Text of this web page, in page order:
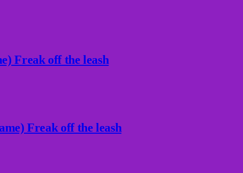
Freak off the leash
Freak off the leash